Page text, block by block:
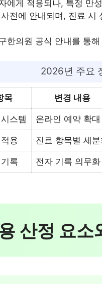
에게 적용되나, 특정 만
전에 안내되며, 진료 시
한의원 공식 안내를 통
2026년 주요
목 변경 내용
스템 온라인 예약 확대
용 진료 항목별 세
록 전자 기록 의무화
산정 요소